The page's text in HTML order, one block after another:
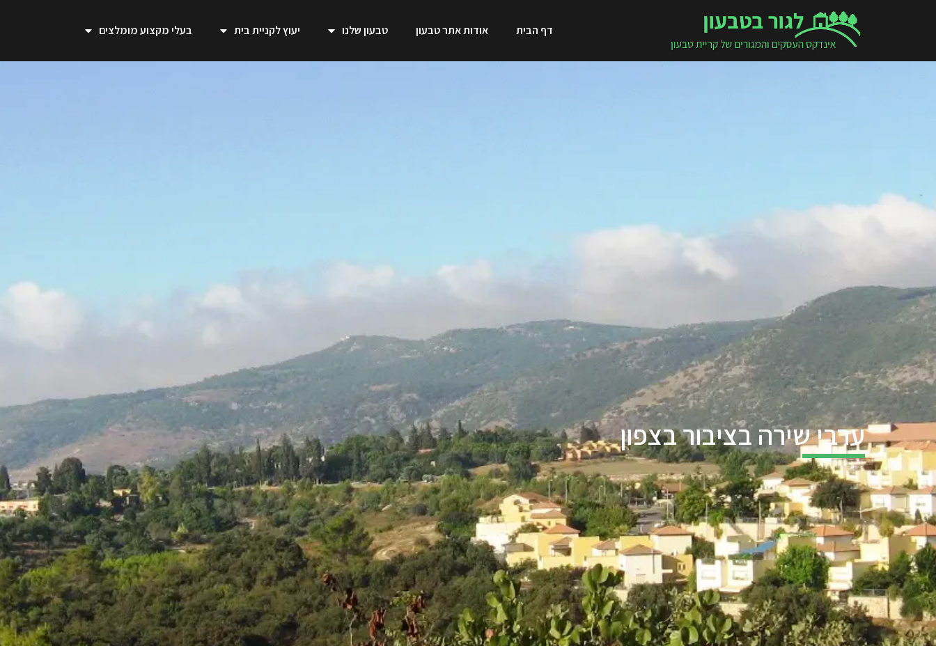
דף הבית אודות אתר טבעון טבעון שלנו יעוץ לקניית בית בעלי מקצוע מומלצים
ערבי שירה בציבור בצפון